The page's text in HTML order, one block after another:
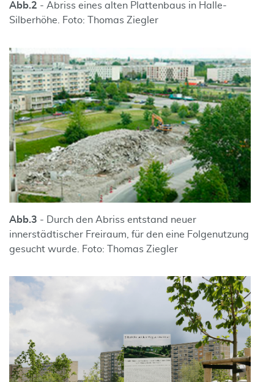
Abb.2 - Abriss eines alten Plattenbaus in Halle-
Silberhöhe. Foto: Thomas Ziegler
Abb.3 - Durch den Abriss entstand neuer
innerstädtischer Freiraum, für den eine Folgenutzung
gesucht wurde. Foto: Thomas Ziegler